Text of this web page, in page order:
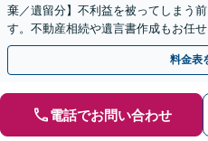
棄／遺留分】不利益を被ってしまう
す。不動産相続や遺言書作成もお任
能
料金表
電話でお問い合わせ